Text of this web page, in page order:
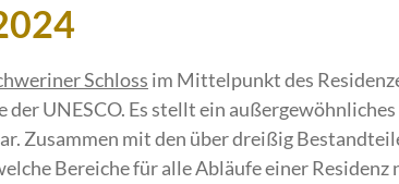
Schloss im Mittelpunkt des
UNESCO. Es stellt ein
Zusammen mit den über dreißig
Bereiche für alle Abläufe einer Residenz